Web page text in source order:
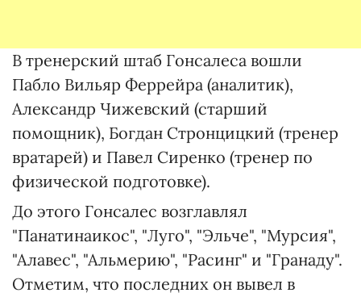
В тренерский штаб Гонсалеса вошли
Пабло Вильяр Феррейра (аналитик),
Александр Чижевский (старший
помощник), Богдан Стронцицкий (тренер
вратарей) и Павел Сиренко (тренер по
физической подготовке).
До этого Гонсалес возглавлял
"Панатинаикос", "Луго", "Эльче", "Мурсия",
"Алавес", "Альмерию", "Расинг" и "Гранаду".
Отметим, что последних он вывел в